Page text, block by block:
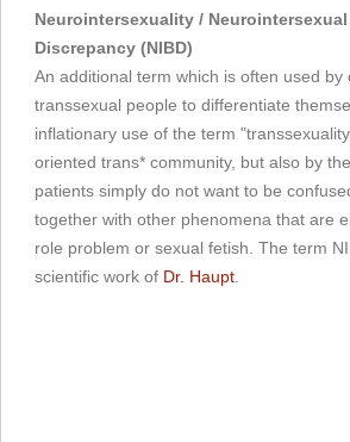
Neurointersexuality /
Discrepancy (NIBD)
An additional term which is often used by
transsexual people to differentiate
inflationary use of the term
oriented trans* community, but also by
patients simply do not want to be
together with other phenomena that are
role problem or sexual fetish. The term
scientific work of Dr. Haupt